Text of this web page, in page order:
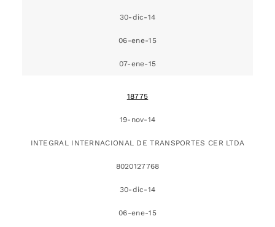
30-dic-14
06-ene-15
07-ene-15
18775
19-nov-14
INTEGRAL INTERNACIONAL DE TRANSPORTES CER LTDA
8020127768
30-dic-14
06-ene-15